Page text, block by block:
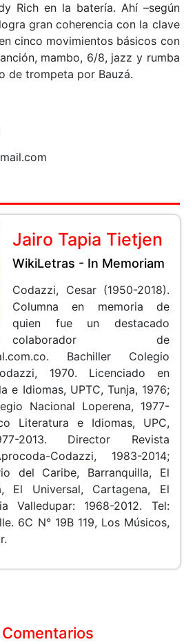
Rich en la batería. Ahí –según
gran coherencia con la clave
cinco movimientos básicos con
mambo, 6/8, jazz y rumba
de trompeta por Bauzá.
Jairo Tapia Tietjen
WikiLetras - In Memoriam
Codazzi, Cesar (1950-2018).
Columna en memoria de
quien fue un destacado
colaborador de
Bachiller Colegio
1970. Licenciado en
e Idiomas, UPTC, Tunja, 1976;
Nacional Loperena, 1977-
Literatura e Idiomas, UPC,
2013. Director Revista
Codazzi, 1983-2014;
del Caribe, Barranquilla, El
El Universal, Cartagena, El
Valledupar: 1968-2012. Tel:
6C N° 19B 119, Los Músicos,